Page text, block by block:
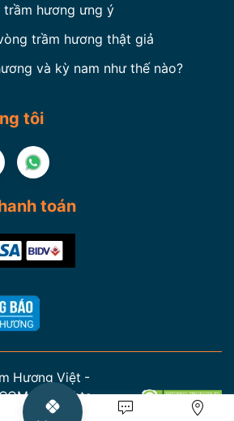
trầm hương ưng ý
trầm hương thật giả
và kỳ nam như thế nào?
tôi
toán
Hương Việt -
All Rights